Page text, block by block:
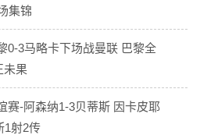
集锦
0-3马略卡下场战曼联 巴黎全
未果
赛-阿森纳1-3贝蒂斯 因卡皮耶
1射2传